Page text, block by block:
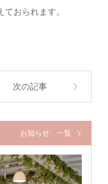
おられます。
次の記事
お知らせ 一覧